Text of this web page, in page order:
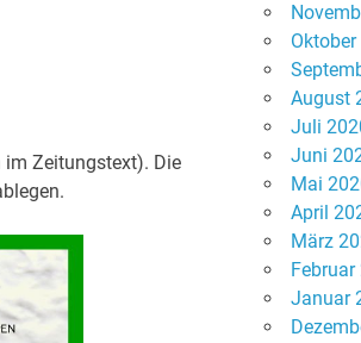
Zeitungstext). Die
August
Juli
Juni
Mai
April
März
Februar
Januar